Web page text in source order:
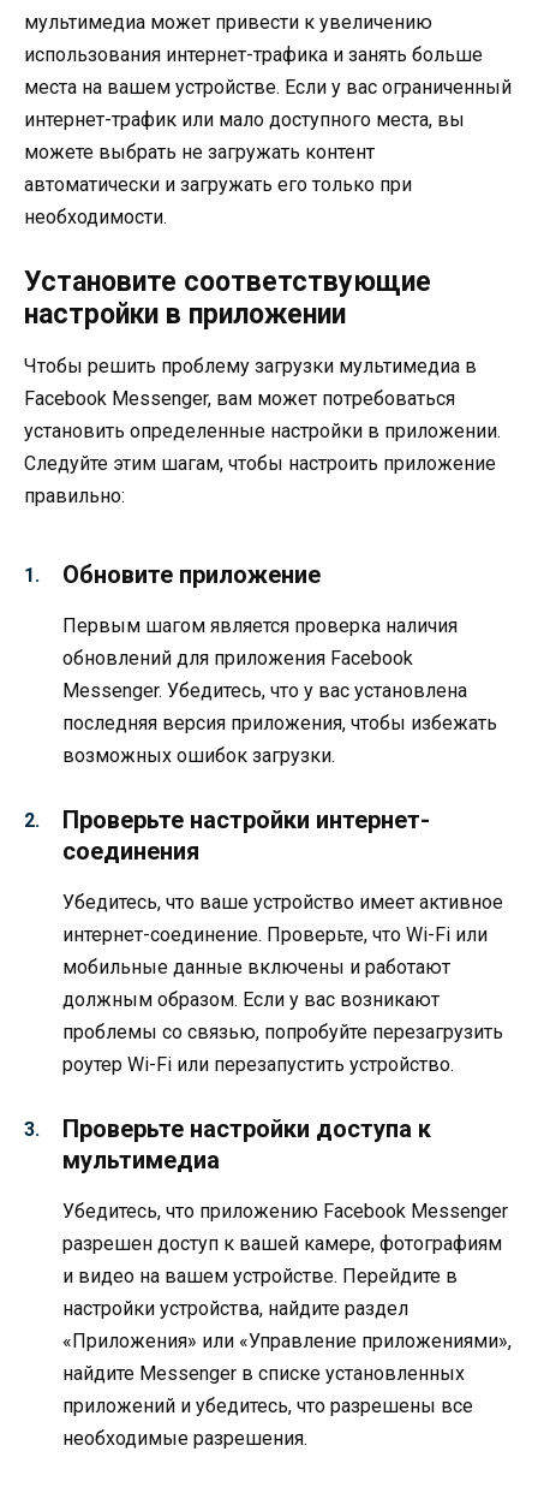
мультимедиа может привести к увеличению
использования интернет-трафика и занять больше
места на вашем устройстве. Если у вас ограниченный
интернет-трафик или мало доступного места, вы
можете выбрать не загружать контент
автоматически и загружать его только при
необходимости.
Установите соответствующие
настройки в приложении
Чтобы решить проблему загрузки мультимедиа в
Facebook Messenger, вам может потребоваться
установить определенные настройки в приложении.
Следуйте этим шагам, чтобы настроить приложение
правильно:
Обновите приложение
Первым шагом является проверка наличия
обновлений для приложения Facebook
Messenger. Убедитесь, что у вас установлена
последняя версия приложения, чтобы избежать
возможных ошибок загрузки.
Проверьте настройки интернет-
соединения
Убедитесь, что ваше устройство имеет активное
интернет-соединение. Проверьте, что Wi-Fi или
мобильные данные включены и работают
должным образом. Если у вас возникают
проблемы со связью, попробуйте перезагрузить
роутер Wi-Fi или перезапустить устройство.
Проверьте настройки доступа к
мультимедиа
Убедитесь, что приложению Facebook Messenger
разрешен доступ к вашей камере, фотографиям
и видео на вашем устройстве. Перейдите в
настройки устройства, найдите раздел
«Приложения» или «Управление приложениями»,
найдите Messenger в списке установленных
приложений и убедитесь, что разрешены все
необходимые разрешения.